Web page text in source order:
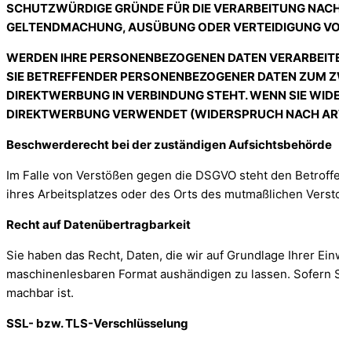
SCHUTZWÜRDIGE GRÜNDE FÜR DIE VERARBEITUNG
GELTENDMACHUNG, AUSÜBUNG ODER VERTEIDIGUNG
WERDEN IHRE PERSONENBEZOGENEN DATEN
SIE BETREFFENDER PERSONENBEZOGENER DATEN
DIREKTWERBUNG IN VERBINDUNG STEHT. WENN SIE
DIREKTWERBUNG VERWENDET (WIDERSPRUCH NACH
Beschwerderecht bei der zuständigen Aufsichtsbehörde
Im Falle von Verstößen gegen die DSGVO steht den
ihres Arbeitsplatzes oder des Orts des mutmaßlichen
Recht auf Datenübertragbarkeit
Sie haben das Recht, Daten, die wir auf Grundlage Ihrer
maschinenlesbaren Format aushändigen zu lassen.
machbar ist.
SSL- bzw. TLS-Verschlüsselung